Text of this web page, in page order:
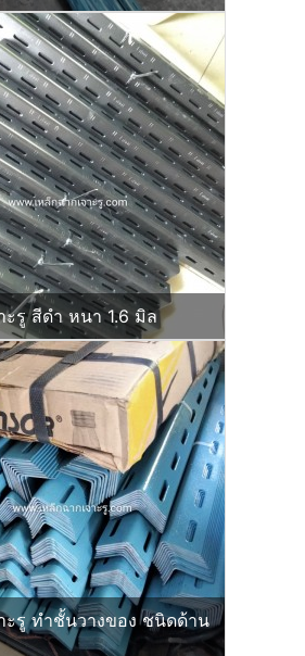
ะรู สีดำ หนา 1.6 มิล
ะรู ทำชั้นวางของ ชนิดด้าน